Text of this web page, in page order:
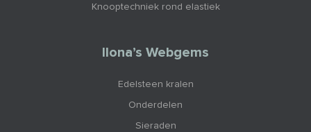
Knooptechniek rond elastiek
Ilona’s Webgems
Edelsteen kralen
Onderdelen
Sieraden